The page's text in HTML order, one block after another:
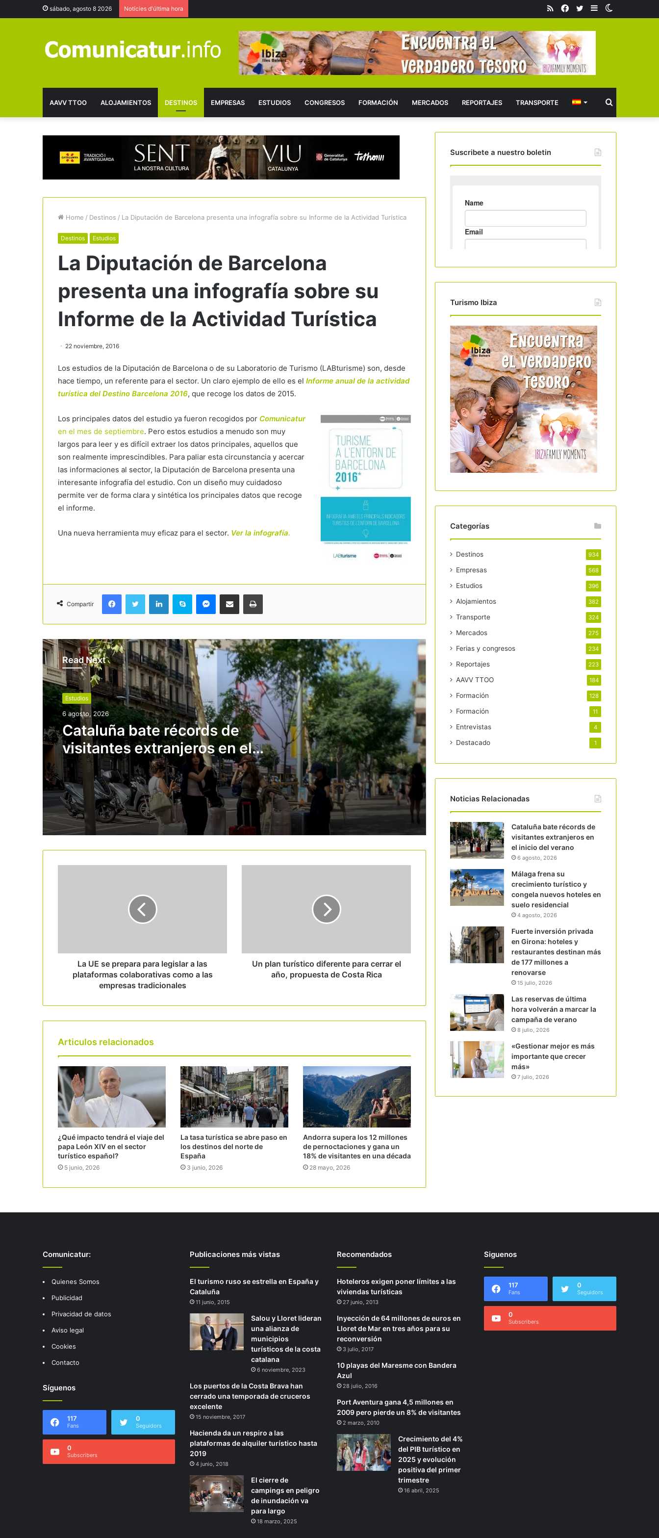
sábado, agosto 8 2026 Notícies d'última hora
Barra
Twitter
Facebook
RSS
AAVV TTOO ALOJAMIENTOS DESTINOS EMPRESAS ESTUDIOS CONGRESOS FORMACIÓN MERCADOS REPORTAJES TRANSPORTE Buscar
Home / Destinos / La Diputación de Barcelona presenta una infografía sobre su Informe de la Actividad Turística
Destinos Estudios
La Diputación de Barcelona
presenta una infografía sobre su
Informe de la Actividad Turística
22 noviembre, 2016
Los estudios de la Diputación de Barcelona o de su Laboratorio de Turismo (LABturisme) son, desde
hace tiempo, un referente para el sector. Un claro ejemplo de ello es el Informe anual de la actividad
turística del Destino Barcelona 2016, que recoge los datos de 2015.
Los principales datos del estudio ya fueron recogidos por Comunicatur
en el mes de septiembre. Pero estos estudios a menudo son muy
largos para leer y es difícil extraer los datos principales, aquellos que
son realmente imprescindibles. Para paliar esta circunstancia y acercar
las informaciones al sector, la Diputación de Barcelona presenta una
interesante infografía del estudio. Con un diseño muy cuidadoso
permite ver de forma clara y sintética los principales datos que recoge
el informe.
Una nueva herramienta muy eficaz para el sector. Ver la infografía.
Compartir
Read Next
Estudios
6 agosto, 2026
Cataluña bate récords de
visitantes extranjeros en el
inicio del verano
Cataluña bate récords de visitantes
extranjeros en el inicio del verano
congela nuevos hoteles en suelo
de 177 millones a renovarse
Las reservas de última hora volverán a
marcar la campaña de verano
«Gestionar mejor es más importante
que crecer más»
Cataluña sitúa la cultura en el centro
de su promoción turística internacional
con una campaña de 5 millones de
euros
Deltebre impulsa el turismo ligado al
sector primario con 37 nuevas
experiencias
El Vallès Oriental apuesta por el
internacionales
Las 9 rutas del vino catalanas crean la
La UE se prepara para legislar a las
plataformas colaborativas como a las
empresas tradicionales
Un plan turístico diferente para cerrar el
año, propuesta de Costa Rica
Articulos relacionados
¿Qué impacto tendrá el viaje del
papa León XIV en el sector
turístico español?
5 junio, 2026
La tasa turística se abre paso en
los destinos del norte de
España
3 junio, 2026
Andorra supera los 12 millones
de pernoctaciones y gana un
18% de visitantes en una década
28 mayo, 2026
Suscribete a nuestro boletin
Turismo Ibiza
Categorías
Destinos 934
Empresas 568
Estudios 396
Alojamientos 382
Transporte 324
Mercados 275
Ferias y congresos 234
Reportajes 223
AAVV TTOO 184
Formación 128
Formación 11
Entrevistas 4
Destacado 1
Noticias Relacionadas
Cataluña bate récords de
visitantes extranjeros en
el inicio del verano
6 agosto, 2026
Málaga frena su
crecimiento turístico y
congela nuevos hoteles en
suelo residencial
4 agosto, 2026
Fuerte inversión privada
en Girona: hoteles y
restaurantes destinan más
de 177 millones a
renovarse
15 julio, 2026
Las reservas de última
hora volverán a marcar la
campaña de verano
8 julio, 2026
«Gestionar mejor es más
importante que crecer
más»
7 julio, 2026
Comunicatur:
Quienes Somos
Publicidad
Privacidad de datos
Aviso legal
Cookies
Contacto
Síguenos
117
Fans
0
Seguidors
0
Subscribers
Publicaciones más vistas
El turismo ruso se estrella en España y
Cataluña
11 junio, 2015
Salou y Lloret lideran
una alianza de
municipios
turísticos de la costa
catalana
6 noviembre, 2023
Los puertos de la Costa Brava han
cerrado una temporada de cruceros
excelente
15 noviembre, 2017
Hacienda da un respiro a las
plataformas de alquiler turístico hasta
2019
4 junio, 2018
El cierre de
campings en peligro
de inundación va
para largo
18 marzo, 2025
Recomendados
Hoteleros exigen poner límites a las
viviendas turísticas
27 junio, 2013
Inyección de 64 millones de euros en
Lloret de Mar en tres años para su
reconversión
3 julio, 2017
10 playas del Maresme con Bandera
Azul
28 julio, 2016
Port Aventura gana 4,5 millones en
2009 pero pierde un 8% de visitantes
2 marzo, 2010
Crecimiento del 4%
del PIB turístico en
2025 y evolución
positiva del primer
trimestre
16 abril, 2025
Siguenos
117
Fans
0
Seguidors
0
Subscribers